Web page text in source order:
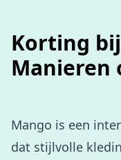
Korting
Manieren
Mango is een
dat stijlvolle